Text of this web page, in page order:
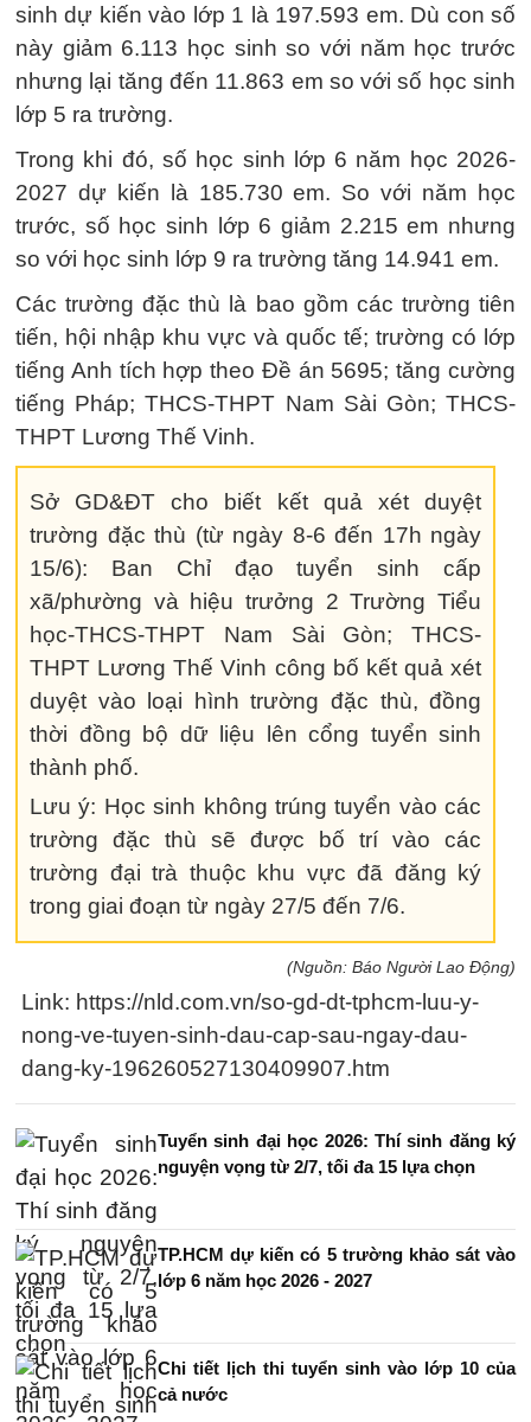
sinh dự kiến vào lớp 1 là 197.593 em. Dù con số
này giảm 6.113 học sinh so với năm học trước
nhưng lại tăng đến 11.863 em so với số học sinh
lớp 5 ra trường.
Trong khi đó, số học sinh lớp 6 năm học 2026-
2027 dự kiến là 185.730 em. So với năm học
trước, số học sinh lớp 6 giảm 2.215 em nhưng
so với học sinh lớp 9 ra trường tăng 14.941 em.
Các trường đặc thù là bao gồm các trường tiên
tiến, hội nhập khu vực và quốc tế; trường có lớp
tiếng Anh tích hợp theo Đề án 5695; tăng cường
tiếng Pháp; THCS-THPT Nam Sài Gòn; THCS-
THPT Lương Thế Vinh.
Sở GD&ĐT cho biết kết quả xét duyệt
trường đặc thù (từ ngày 8-6 đến 17h ngày
15/6): Ban Chỉ đạo tuyển sinh cấp
xã/phường và hiệu trưởng 2 Trường Tiểu
học-THCS-THPT Nam Sài Gòn; THCS-
THPT Lương Thế Vinh công bố kết quả xét
duyệt vào loại hình trường đặc thù, đồng
thời đồng bộ dữ liệu lên cổng tuyển sinh
thành phố.
Lưu ý: Học sinh không trúng tuyển vào các
trường đặc thù sẽ được bố trí vào các
trường đại trà thuộc khu vực đã đăng ký
trong giai đoạn từ ngày 27/5 đến 7/6.
(Nguồn: Báo Người Lao Động)
Link: https://nld.com.vn/so-gd-dt-tphcm-luu-y-
nong-ve-tuyen-sinh-dau-cap-sau-ngay-dau-
dang-ky-196260527130409907.htm
Tuyển sinh đại học 2026: Thí sinh đăng ký
nguyện vọng từ 2/7, tối đa 15 lựa chọn
TP.HCM dự kiến có 5 trường khảo sát vào
lớp 6 năm học 2026 - 2027
Chi tiết lịch thi tuyển sinh vào lớp 10 của
cả nước